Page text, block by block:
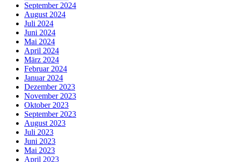
September 2024
August 2024
Juli 2024
Juni 2024
Mai 2024
April 2024
März 2024
Februar 2024
Januar 2024
Dezember 2023
November 2023
Oktober 2023
September 2023
August 2023
Juli 2023
Juni 2023
Mai 2023
April 2023